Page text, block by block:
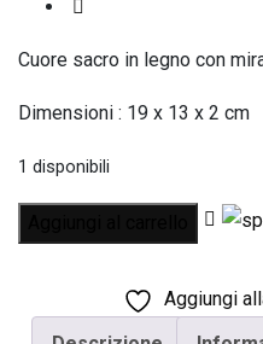
Cuore sacro in legno con
Dimensioni : 19 x 13 x 2 cm
1 disponibili
Aggiungi